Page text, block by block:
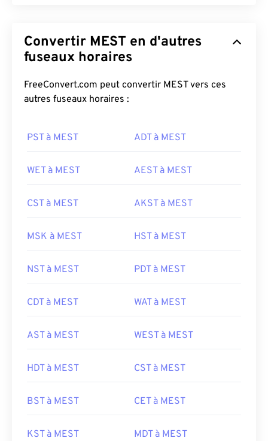
Convertir MEST en d'autres
fuseaux horaires
FreeConvert.com peut convertir MEST vers ces
autres fuseaux horaires :
PST à MEST ADT à MEST
WET à MEST AEST à MEST
CST à MEST AKST à MEST
MSK à MEST HST à MEST
NST à MEST PDT à MEST
CDT à MEST WAT à MEST
AST à MEST WEST à MEST
HDT à MEST CST à MEST
BST à MEST CET à MEST
KST à MEST MDT à MEST